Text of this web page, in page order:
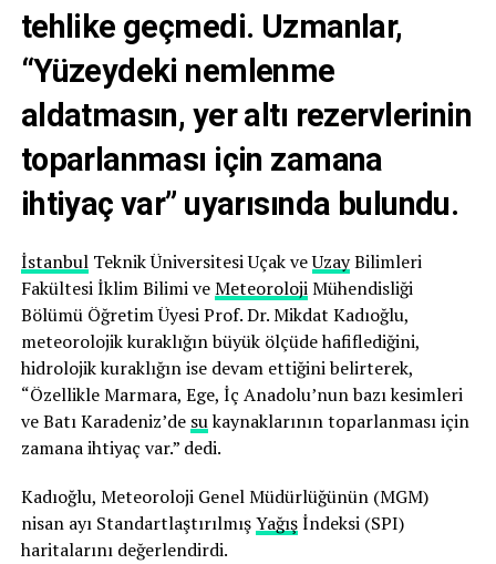
tehlike geçmedi. Uzmanlar,
“Yüzeydeki nemlenme
aldatmasın, yer altı rezervlerinin
toparlanması için zamana
ihtiyaç var” uyarısında bulundu.
İstanbulTeknik Üniversitesi Uçak veUzayBilimleri
Fakültesi İklim Bilimi veMeteorolojiMühendisliği
Bölümü Öğretim Üyesi Prof. Dr. Mikdat Kadıoğlu,
meteorolojik kuraklığın büyük ölçüde hafiflediğini,
hidrolojik kuraklığın ise devam ettiğini belirterek,
“Özellikle Marmara, Ege, İç Anadolu’nun bazı kesimleri
ve Batı Karadeniz’de sukaynaklarının toparlanması için
zamana ihtiyaç var.” dedi.
Kadıoğlu, Meteoroloji Genel Müdürlüğünün (MGM)
nisan ayı StandartlaştırılmışYağışİndeksi (SPI)
haritalarını değerlendirdi.